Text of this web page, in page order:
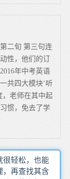
二旬 第三句连
性，他们的订
年中考英语
共四大模块‘听
，老师在其中起
惯，免去了学
很轻松，也能
，再查找其含